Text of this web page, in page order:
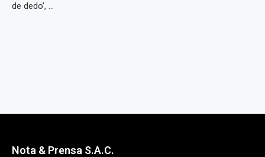
de dedo’, ...
Nota & Prensa S.A.C.